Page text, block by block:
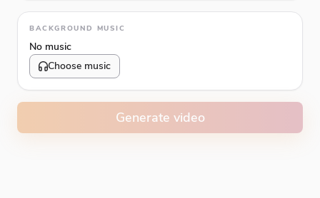
Animation type
BACKGROUND MUSIC
No music
Choose music
Generate video